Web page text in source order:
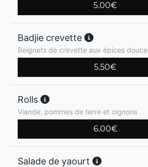
5.00€
Badjie crevette
Beignets de crevette aux épices douce
5.50€
Rolls
Viande, pommes de terre et oignons
6.00€
Salade de yaourt